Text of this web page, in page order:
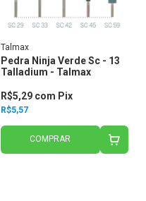
Talmax
Pedra Ninja Verde Sc - 13
Talladium - Talmax
R$5,57
R$5,29 com Pix
COMPRAR